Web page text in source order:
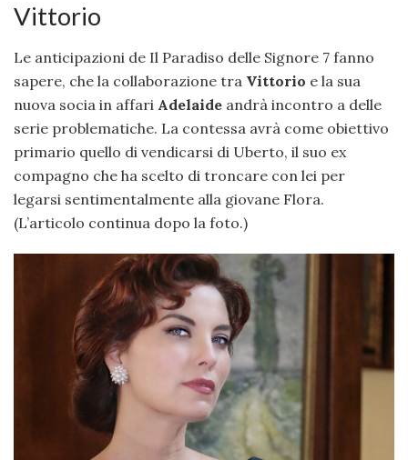
Vittorio
Le anticipazioni de Il Paradiso delle Signore 7 fanno
sapere, che la collaborazione tra Vittorio e la sua
nuova socia in affari Adelaide andrà incontro a delle
serie problematiche. La contessa avrà come obiettivo
primario quello di vendicarsi di Uberto, il suo ex
compagno che ha scelto di troncare con lei per
legarsi sentimentalmente alla giovane Flora.
(L’articolo continua dopo la foto.)